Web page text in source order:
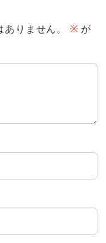
りません。 ※ が